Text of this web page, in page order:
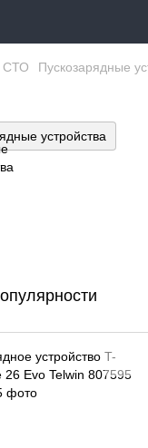
СТО Пускозарядные
устройства